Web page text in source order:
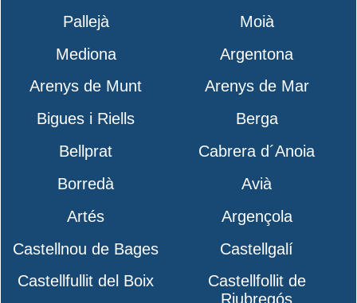
Pallejà
Moià
Mediona
Argentona
Arenys de Munt
Arenys de Mar
Bigues i Riells
Berga
Bellprat
Cabrera d´Anoia
Borredà
Avià
Artés
Argençola
Castellnou de Bages
Castellgalí
Castellfullit del Boix
Castellfollit de
Riubregós